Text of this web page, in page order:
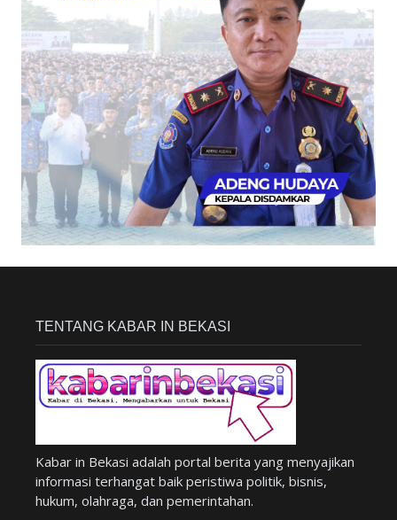
TENTANG KABAR IN BEKASI
Kabar in Bekasi adalah portal berita yang menyajikan
informasi terhangat baik peristiwa politik, bisnis,
hukum, olahraga, dan pemerintahan.